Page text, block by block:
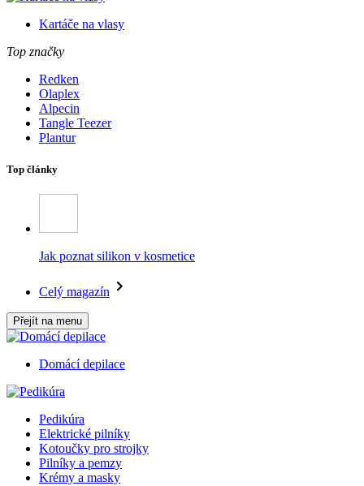
Kartáče na vlasy
Top značky
Redken
Olaplex
Alpecin
Tangle Teezer
Plantur
Top články
Jak poznat silikon v kosmetice
Celý magazín
Přejít na menu
Domácí depilace
Pedikúra
Elektrické pilníky
Kotoučky pro strojky
Pilníky a pemzy
Krémy a masky